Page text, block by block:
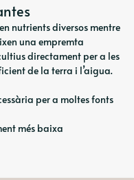
nutrients diversos mentre
una empremta
directament per a les
de la terra i l’aigua.
per a moltes fonts
més baixa